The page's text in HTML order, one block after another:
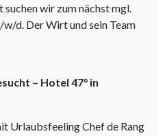
suchen wir zum nächst mgl.
d. Der Wirt und sein Team
– Hotel 47° in
Urlaubsfeeling Chef de Rang